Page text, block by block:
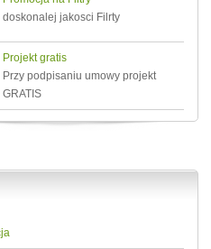
doskonalej jakosci Filrty
Projekt gratis
Przy podpisaniu umowy projekt
GRATIS